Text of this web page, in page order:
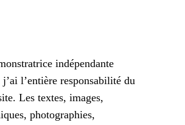
indépendante
l’entière responsabilité du
Les textes, images,
photographies,